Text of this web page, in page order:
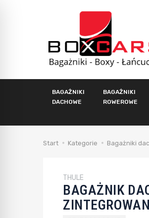
BAGAŻNIKI
DACHOWE
BAGAŻNIKI
ROWEROWE
Start Kategorie Bagażniki
THULE
BAGAŻNIK